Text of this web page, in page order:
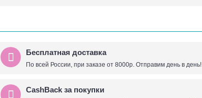
Бесплатная доставка
По всей России, при заказе от 8000р. Отправим день в день!
CashBack за покупки